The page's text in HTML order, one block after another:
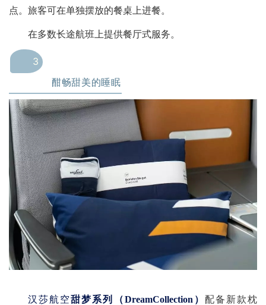
点。旅客可在单独摆放的餐桌上进餐。
在多数长途航班上提供餐厅式服务。
3
酣畅甜美的睡眠
汉莎航空甜梦系列（DreamCollection） 配备新款枕